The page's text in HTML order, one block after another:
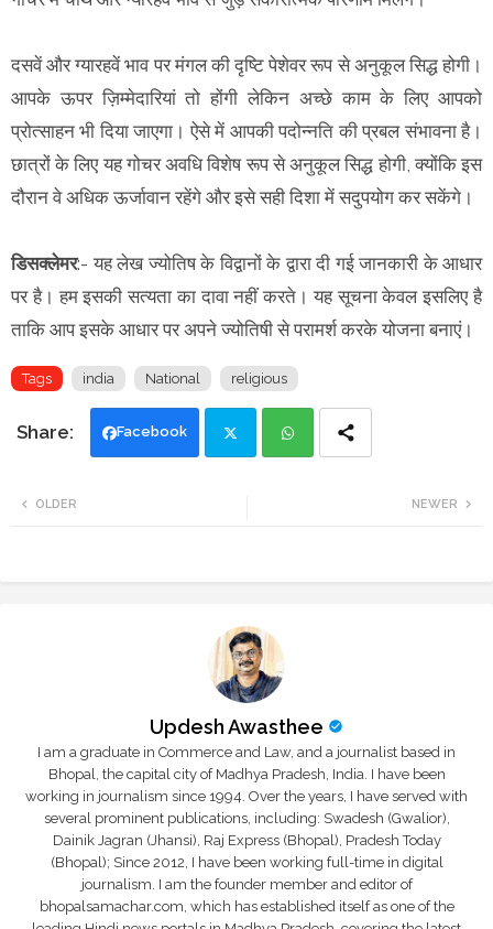
दसवें और ग्यारहवें भाव पर मंगल की दृष्टि पेशेवर रूप से अनुकूल सिद्ध होगी।
आपके ऊपर ज़िम्मेदारियां तो होंगी लेकिन अच्छे काम के लिए आपको
प्रोत्साहन भी दिया जाएगा। ऐसे में आपकी पदोन्नति की प्रबल संभावना है।
छात्रों के लिए यह गोचर अवधि विशेष रूप से अनुकूल सिद्ध होगी, क्योंकि इस
दौरान वे अधिक ऊर्जावान रहेंगे और इसे सही दिशा में सदुपयोग कर सकेंगे।
डिसक्लेमर:- यह लेख ज्योतिष के विद्वानों के द्वारा दी गई जानकारी के आधार
पर है। हम इसकी सत्यता का दावा नहीं करते। यह सूचना केवल इसलिए है
ताकि आप इसके आधार पर अपने ज्योतिषी से परामर्श करके योजना बनाएं।
Tags india National religious
Facebook
NEWER
OLDER
Updesh Awasthee
I am a graduate in Commerce and Law, and a journalist based in
Bhopal, the capital city of Madhya Pradesh, India. I have been
working in journalism since 1994. Over the years, I have served with
several prominent publications, including: Swadesh (Gwalior),
Dainik Jagran (Jhansi), Raj Express (Bhopal), Pradesh Today
(Bhopal); Since 2012, I have been working full-time in digital
journalism. I am the founder member and editor of
bhopalsamachar.com, which has established itself as one of the